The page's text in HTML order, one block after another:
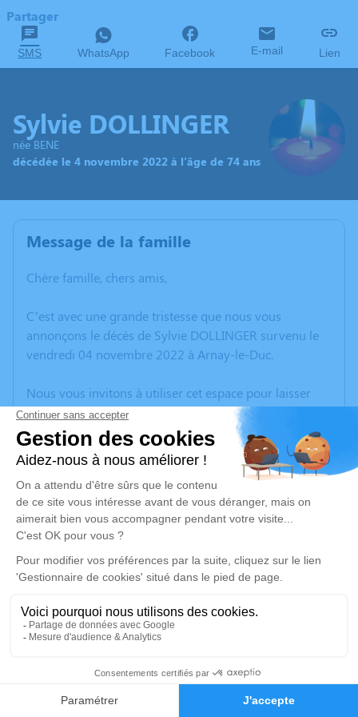
Faire-part Hommages
Partager
SMS WhatsApp Facebook E-mail Lien
Sylvie DOLLINGER
née BENE
décédée le 4 novembre 2022 à l'âge de 74 ans
Message de la famille
Chère famille, chers amis,
C’est avec une grande tristesse que nous vous
annonçons le décès de Sylvie DOLLINGER survenu le
vendredi 04 novembre 2022 à Arnay-le-Duc.
Nous vous invitons à utiliser cet espace pour laisser
vos condoléances, partager des photos souvenirs, une
anecdote ou exprimer vos pensées à travers des
poèmes ou des textes. Cet endroit est un lieu
d'expression dédié à honorer la mémoire de Sylvie
DOLLINGER.
Un service de plantation d’arbre hommage est
disponible ici.
Je rends hommage
Cérémonie religieuse
Église de Val-Mont
Val-Mont Côte-d'Or